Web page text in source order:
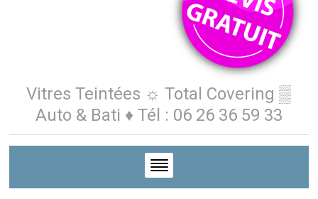
Vitres Teintées ☼ Total Covering ▒
Auto & Bati ♦ Tél : 06 26 36 59 33